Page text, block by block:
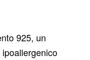
925, un